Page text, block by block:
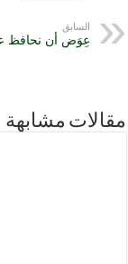
السابق
عِوَض أن نحافظ
مقالات مشابهة